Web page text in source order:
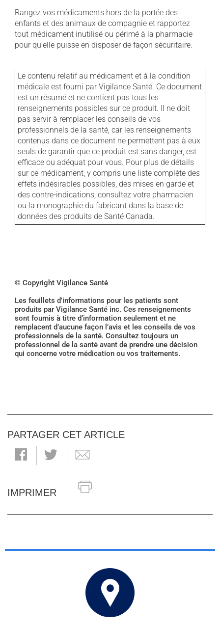
Rangez vos médicaments hors de la portée des
enfants et des animaux de compagnie et rapportez
tout médicament inutilisé ou périmé à la pharmacie
pour qu'elle puisse en disposer de façon sécuritaire.
Le contenu relatif au médicament et à la condition
médicale est fourni par Vigilance Santé. Ce document
est un résumé et ne contient pas tous les
renseignements possibles sur ce produit. Il ne doit
pas servir à remplacer les conseils de vos
professionnels de la santé, car les renseignements
contenus dans ce document ne permettent pas à eux
seuls de garantir que ce produit est sans danger, est
efficace ou adéquat pour vous. Pour plus de détails
sur ce médicament, y compris une liste complète des
effets indésirables possibles, des mises en garde et
des contre-indications, consultez votre pharmacien
ou la monographie du fabricant dans la base de
données des produits de Santé Canada.
© Copyright Vigilance Santé
Les feuillets d'informations pour les patients sont
produits par Vigilance Santé inc. Ces renseignements
sont fournis à titre d’information seulement et ne
remplacent d’aucune façon l’avis et les conseils de vos
professionnels de la santé. Consultez toujours un
professionnel de la santé avant de prendre une décision
qui concerne votre médication ou vos traitements.
PARTAGER CET ARTICLE
IMPRIMER